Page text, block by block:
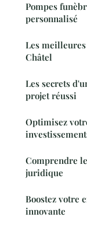
Pompes
personnalisé
Les
Châtel
Les secrets
projet réussi
Optimisez
Comprendre
juridique
Boostez votre
innovante